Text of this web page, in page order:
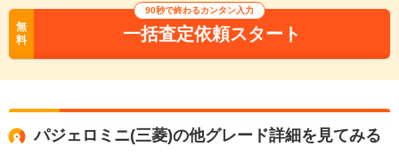
無
料
90秒で終わるカンタン入力
一括査定依頼スタート
パジェロミニ(三菱)の他グレード詳細を見てみる